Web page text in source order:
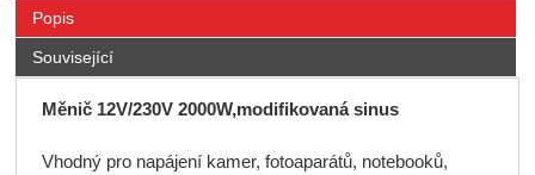
Popis
Související
Měnič 12V/230V 2000W,modifikovaná sinus
Vhodný pro napájení kamer, fotoaparátů, notebooků,